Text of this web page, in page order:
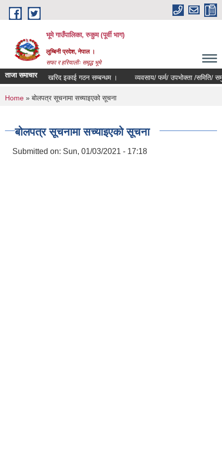
Skip to main content
भूमे गाउँपालिका, रुकुम (पूर्वी भाग)
लुम्बिनी प्रदेश, नेपाल ।
सफा र हरियालीः समृद्ध भूमे
ताजा समाचारखरिद इकाई गठन सम्बन्धम । व्यवसाय/ फर्म/ उपभोक्ता /समिति/ समुह/
You are here
Home » बोलपत्र सूचनामा सच्याइएको सूचना
बोलपत्र सूचनामा सच्याइएको सूचना
Submitted on: Sun, 01/03/2021 - 17:18